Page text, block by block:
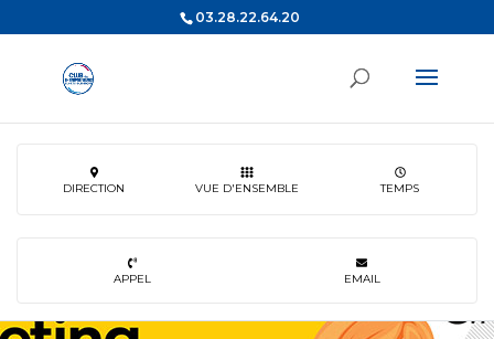
03.28.22.64.20
DIRECTION VUE D'ENSEMBLE TEMPS
APPEL EMAIL